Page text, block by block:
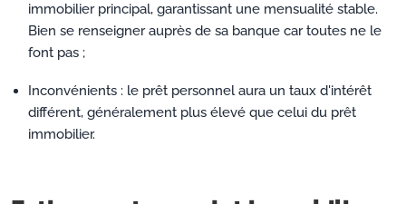
immobilier principal, garantissant une mensualité stable.
Bien se renseigner auprès de sa banque car toutes ne le
font pas ;
Inconvénients : le prêt personnel aura un taux d'intérêt
différent, généralement plus élevé que celui du prêt
immobilier.